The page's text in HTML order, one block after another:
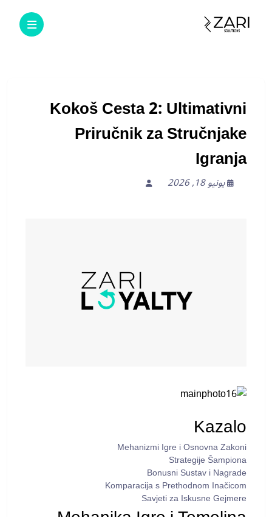
Kokoš Cesta 2: Ultimativni
Priručnik za Stručnjake
Igranja
يونيو 18, 2026
Kazalo
Mehanizmi Igre i Osnovna Zakoni
Strategije Šampiona
Bonusni Sustav i Nagrade
Komparacija s Prethodnom Inačicom
Savjeti za Iskusne Gejmere